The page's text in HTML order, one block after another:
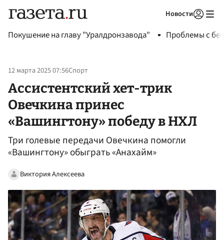
Новости
Покушение на главу "Уралдронзавода" Проблемы с
12 марта 2025 07:56Спорт
Ассистентский хет-трик
Овечкина принес
«Вашингтону» победу в НХЛ
Три голевые передачи Овечкина помогли
«Вашингтону» обыграть «Анахайм»
Виктория Алексеева